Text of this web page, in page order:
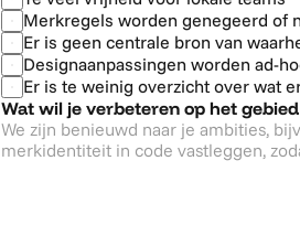
Merkregels worden genegeerd of
Er is geen centrale bron van
Designaanpassingen worden ad-
Er is te weinig overzicht over wat
Wat wil je verbeteren op het